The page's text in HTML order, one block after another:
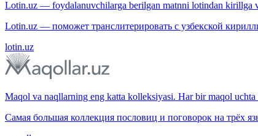
Lotin.uz — foydalanuvchilarga berilgan matnni lotindan kirillga
Lotin.uz — поможет транслитерировать с узбекской
lotin.uz
Maqol va naqllarning eng katta kolleksiyasi. Har bir maqol
Самая большая коллекция пословиц и поговорок на трёх